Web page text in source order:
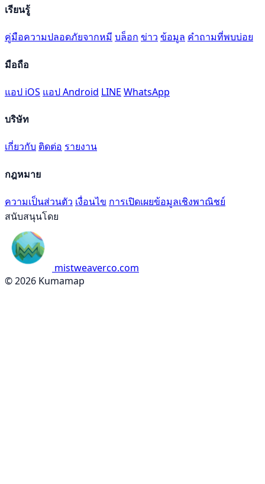
เรียนรู้
คู่มือความปลอดภัยจากหมี บล็อก ข่าว ข้อมูล คำถามที่พบบ่อย
มือถือ
แอป iOS แอป Android LINE WhatsApp
บริษัท
เกี่ยวกับ ติดต่อ รายงาน
กฎหมาย
ความเป็นส่วนตัว เงื่อนไข การเปิดเผยข้อมูลเชิงพาณิชย์
สนับสนุนโดย
mistweaverco.com
© 2026 Kumamap